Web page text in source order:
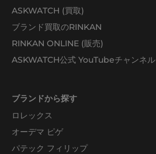
ASKWATCH (買取)
ブランド買取のRINKAN
RINKAN ONLINE (販売)
ASKWATCH公式 YouTubeチャンネル
ブランドから探す
ロレックス
オーデマ ピゲ
パテック フィリップ